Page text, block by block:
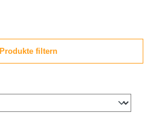
Produkte filtern